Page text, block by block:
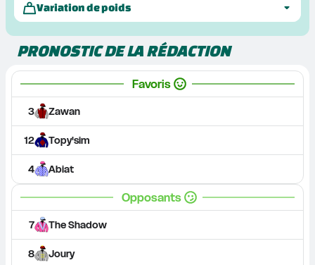
Variation de poids
PRONOSTIC DE LA RÉDACTION
Favoris
3 Zawan
12 Topy'sim
4 Abiat
Opposants
7 The Shadow
8 Joury